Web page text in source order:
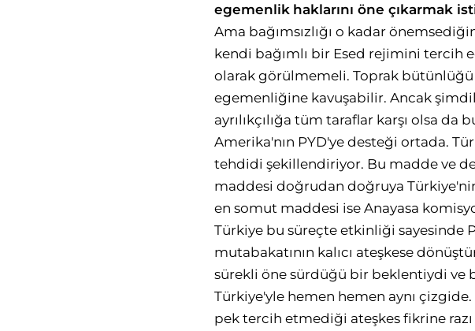
egemenlik haklarını öne çıkarmak
Ama bağımsızlığı o kadar
kendi bağımlı bir Esed rejimini tercih
olarak görülmemeli. Toprak
egemenliğine kavuşabilir. Ancak
ayrılıkçılığa tüm taraflar karşı olsa
Amerika'nın PYD'ye desteği ortada.
tehdidi şekillendiriyor. Bu madde ve
maddesi doğrudan doğruya
en somut maddesi ise Anayasa
Türkiye bu süreçte etkinliği
mutabakatının kalıcı ateşkese
sürekli öne sürdüğü bir beklentiydi ve
Türkiye'yle hemen hemen aynı
pek tercih etmediği ateşkes fikrine